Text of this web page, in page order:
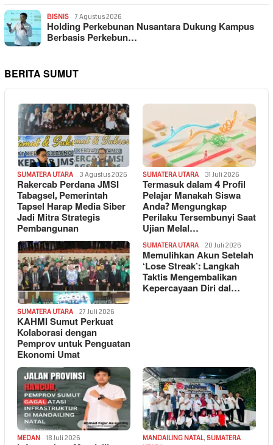
BISNIS 7 Agustus 2026
Holding Perkebunan Nusantara Dukung Kampus
Berbasis Perkebun…
BERITA SUMUT
SUMATERA UTARA 3 Agustus 2026
Rakercab Perdana JMSI
Tabagsel, Pemerintah
Tapsel Harap Media Siber
Jadi Mitra Strategis
Pembangunan
SUMATERA UTARA 31 Juli 2026
Termasuk dalam 4 Profil
Pelajar Manakah Siswa
Anda? Mengungkap
Perilaku Tersembunyi Saat
Ujian Melal…
SUMATERA UTARA 27 Juli 2026
KAHMI Sumut Perkuat
Kolaborasi dengan
Pemprov untuk Penguatan
Ekonomi Umat
SUMATERA UTARA 20 Juli 2026
Memulihkan Akun Setelah
‘Lose Streak’: Langkah
Taktis Mengembalikan
Kepercayaan Diri dal…
MEDAN 18 Juli 2026 MANDAILING NATAL, SUMATERA